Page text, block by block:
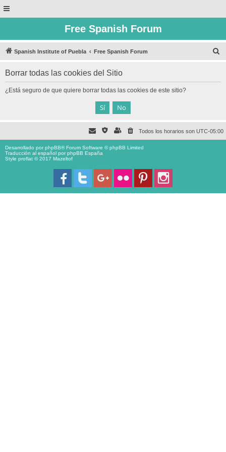
Free Spanish Forum
Spanish Institute of Puebla Free Spanish Forum
Borrar todas las cookies del Sitio
¿Está seguro de que quiere borrar todas las cookies de este sitio?
Todos los horarios son UTC-05:00
Desarrollado porphpBB® Forum Software © phpBB Limited
Traducción al español porphpBB España
Style proflat © 2017 Mazeltof